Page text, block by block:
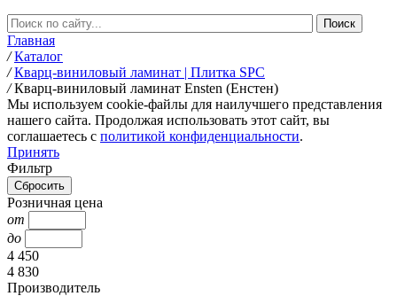
Главная
/ Каталог
/ Кварц-виниловый ламинат | Плитка SPC
/ Кварц-виниловый ламинат Ensten (Енстен)
Мы используем cookie-файлы для наилучшего представления
нашего сайта. Продолжая использовать этот сайт, вы
соглашаетесь c политикой конфиденциальности.
Принять
Фильтр
Розничная цена
от
до
4 450
4 830
Производитель